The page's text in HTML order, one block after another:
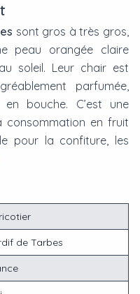
sont gros à très gros,
peau orangée claire
soleil. Leur chair est
parfumée,
bouche. C’est une
consommation en fruit
pour la confiture, les
de Tarbes